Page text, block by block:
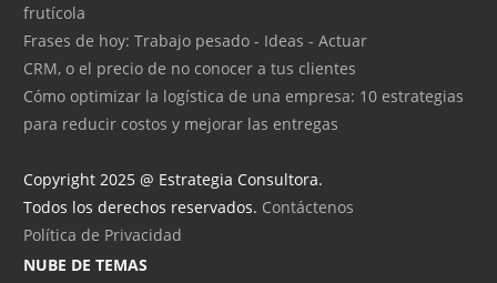
frutícola
Frases de hoy: Trabajo pesado - Ideas - Actuar
CRM, o el precio de no conocer a tus clientes
Cómo optimizar la logística de una empresa: 10 estrategias
para reducir costos y mejorar las entregas
Copyright 2025 @ Estrategia Consultora.
Todos los derechos reservados. Contáctenos
Política de Privacidad
NUBE DE TEMAS